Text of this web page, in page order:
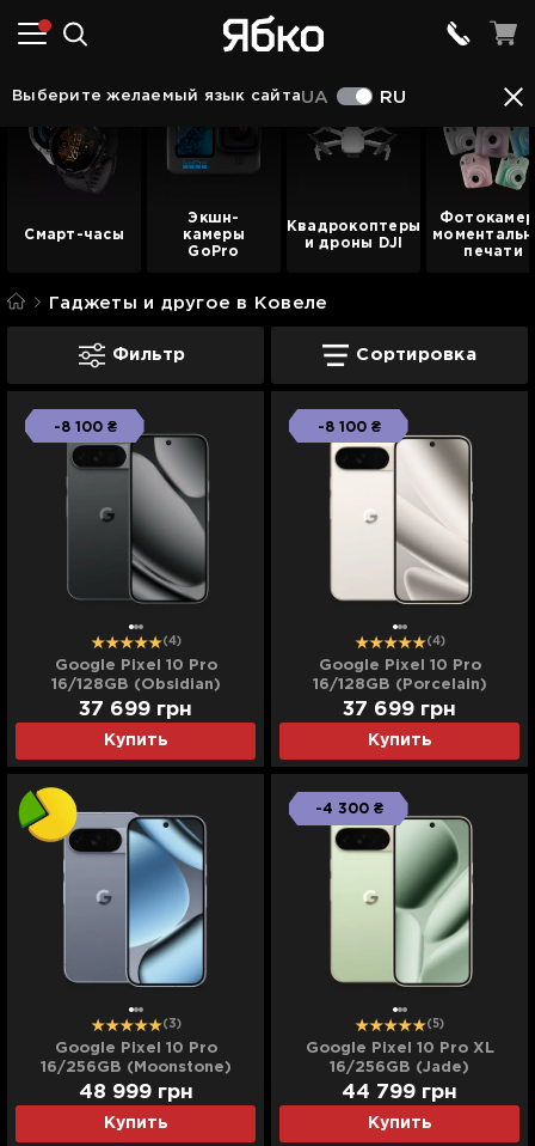
Выберите желаемый язык сайтаUA RU
Смарт-часы
Экшн-
камеры
GoPro
Квадрокоптеры
и дроны DJI
печати
Гаджеты и другое в Ковеле
Гаджеты и другое в Ковеле
Фильтр Сортировка
-8 100 ₴
(4)
Google Pixel 10 Pro
16/128GB (Obsidian)
Купить
37 699 грн
-8 100 ₴
(4)
Google Pixel 10 Pro
16/128GB (Porcelain)
Купить
37 699 грн
(3)
Google Pixel 10 Pro
16/256GB (Moonstone)
(Ultra)
Купить
48 999 грн
-4 300 ₴
(5)
Google Pixel 10 Pro XL
16/256GB (Jade)
Купить
44 799 грн